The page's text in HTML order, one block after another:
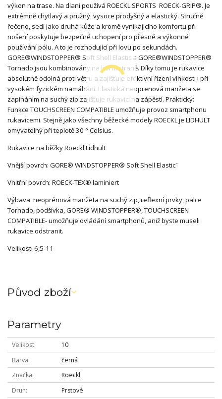
výkon na trase. Na dlani používá ROECKL SPORTS ROECK-GRIP®. Je
extrémně chytlavý a pružný, vysoce prodyšný a elastický. Stručně
řečeno, sedí jako druhá kůže a kromě vynikajícího komfortu při
nošení poskytuje bezpečné uchopení pro přesné a výkonné
používání pólu. A to je rozhodující při lovu po sekundách.
GORE®WINDSTOPPER® Soft Shell Elastic a GORE®WINDSTOPPER®
Tornado jsou kombinovány na horní straně. Díky tomu je rukavice
absolutně odolná proti větru a zajišťuje efektivní řízení vlhkosti i při
vysokém fyzickém namáhání. Elastická neoprenová manžeta se
zapínáním na suchý zip zajišťuje rukavici na zápěstí. Praktický:
Funkce TOUCHSCREEN COMPATIBLE umožňuje provoz smartphonu
rukavicemi. Stejně jako všechny běžecké modely ROECKL je LIDHULT
omyvatelný při teplotě 30 ° Celsius.
Rukavice na běžky Roeckl Lidhult
Vnější povrch: GORE® WINDSTOPPER® Soft Shell Elastic¨
Vnitřní povrch: ROECK-TEX® laminiert
Výbava: neoprénová manžeta na suchý zip, reflexní prvky, palce
Tornado, podšívka,GORE® WINDSTOPPER®, TOUCHSCREEN
COMPATIBLE- umožňuje ovládání smartphonů, aniž byste museli
rukavice odstranit.
Velikosti 6,5-11
Původ zboží
Parametry
Velikost
10
Barva
černá
Značka
Roeckl
Druh
Prstové